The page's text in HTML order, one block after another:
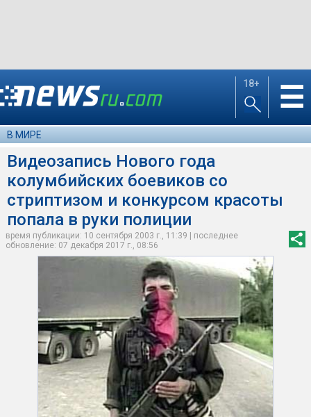
18+ ☰
В МИРЕ
Видеозапись Нового года
колумбийских боевиков со
стриптизом и конкурсом красоты
попала в руки полиции
время публикации: 10 сентября 2003 г., 11:39 | последнее
обновление: 07 декабря 2017 г., 08:56